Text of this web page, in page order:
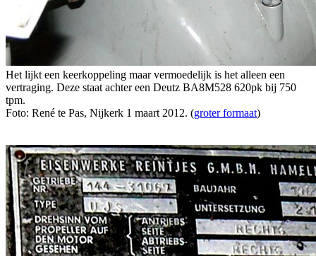
Het lijkt een keerkoppeling maar vermoedelijk is het alleen een
vertraging. Deze staat achter een Deutz BA8M528 620pk bij 750
tpm.
Foto: René te Pas, Nijkerk 1 maart 2012. (groter formaat)